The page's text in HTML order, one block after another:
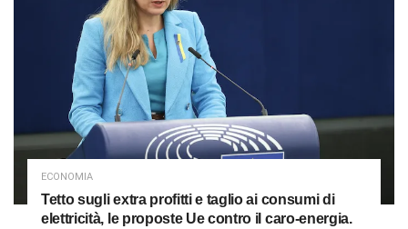
ECONOMIA
Tetto sugli extra profitti e taglio ai consumi di
elettricità, le proposte Ue contro il caro-energia.